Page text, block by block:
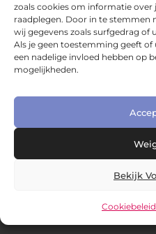
zoals cookies om informatie over
raadplegen. Door in te stemmen
wij gegevens zoals surfgedrag of
Als je geen toestemming geeft
een nadelige invloed hebben op
mogelijkheden.
Bekijk
Cookiebeleid
Laat je inspireren door diverse
heldere inzichten en frisse
hebt om met vertrouwen en
dagelijks leven en werk.
@2025